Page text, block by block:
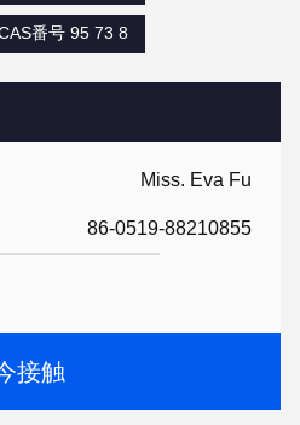
Miss. Eva Fu
86-0519-88210855
接触
番号 95 73 8